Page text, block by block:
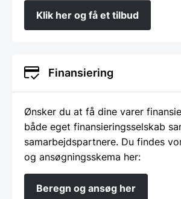
Klik her og få et tilbud
Finansiering
Ønsker du at få dine varer
både eget finansieringsselskab
samarbejdspartnere. Du findes
og ansøgningsskema her:
Beregn og ansøg her